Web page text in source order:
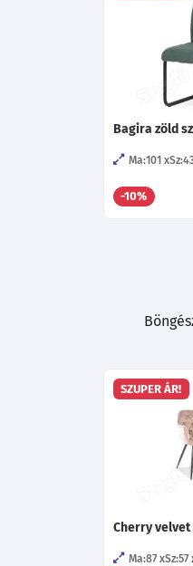
Bagira zöld
Ma:101
-10%
SZUPER ÁR!
Cherry velvet
Ma:87 Sz:57